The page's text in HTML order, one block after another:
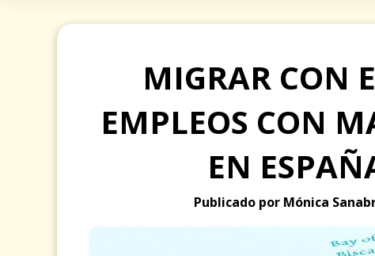
MIGRAR CON
EMPLEOS CON
EN
Publicado por Mónica